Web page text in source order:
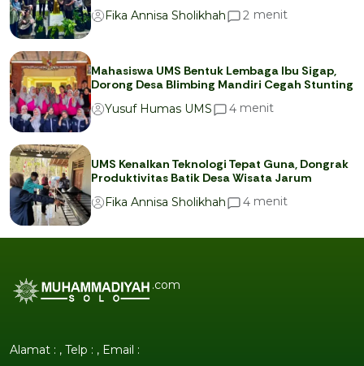
Fika Annisa Sholikhah
2 menit
Mahasiswa UMS Bentuk Lembaga Ibu Sigap,
Dorong Desa Blimbing Mandiri Cegah Stunting
Yusuf Humas UMS
4 menit
UMS Kenalkan Teknologi Tepat Guna, Dongrak
Produktivitas Batik Desa Wisata Jarum
Fika Annisa Sholikhah
4 menit
.com
Alamat : , Telp : , Email :